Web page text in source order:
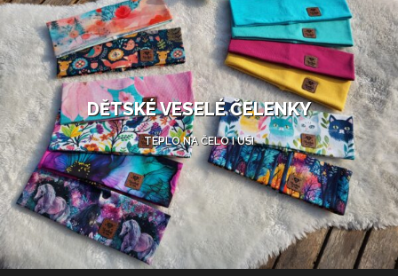
DĚTSKÉ VESELÉ ČELENKY
TEPLO NA ČELO I UŠI